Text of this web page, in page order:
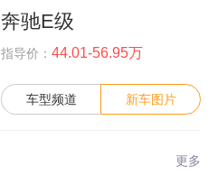
奔驰E级
指导价： 44.01-56.95万
车型频道 新车图片
更多